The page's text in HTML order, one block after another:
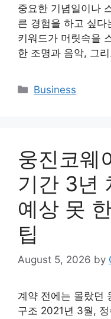
중요한 기념일이나
른 경험을 하고 싶다
키워드가 머릿속을
한 조명과 음악, 그
Categories
Business
웅진코웨
기간 3년
예상 못
팁
August 5, 2026 by
계약 전에는 몰랐던
구조 2021년 3월,